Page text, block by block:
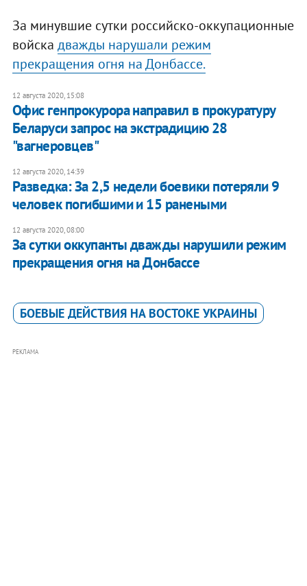
За минувшие сутки российско-оккупационные
войска дважды нарушали режим
прекращения огня на Донбассе.
12 августа 2020, 15:08
Офис генпрокурора направил в прокуратуру
Беларуси запрос на экстрадицию 28
"вагнеровцев"
12 августа 2020, 14:39
Разведка: За 2,5 недели боевики потеряли 9
человек погибшими и 15 ранеными
12 августа 2020, 08:00
За сутки оккупанты дважды нарушили режим
прекращения огня на Донбассе
БОЕВЫЕ ДЕЙСТВИЯ НА ВОСТОКЕ УКРАИНЫ
РЕКЛАМА